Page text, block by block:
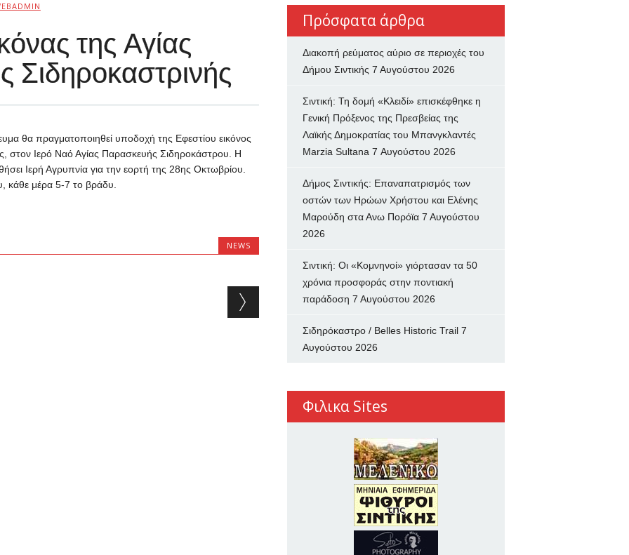
της Αγίας
Σιδηροκαστρινής
θα πραγματοποιηθεί υποδοχή της Εφεστίου εικόνος
στον Ιερό Ναό Αγίας Παρασκευής Σιδηροκάστρου. Η
Ιερή Αγρυπνία για την εορτή της 28ης Οκτωβρίου.
κάθε μέρα 5-7 το βράδυ.
NEWS
Πρόσφατα άρθρα
Διακοπή ρεύματος αύριο σε περιοχές του
Δήμου Σιντικής 7 Αυγούστου 2026
Σιντική: Τη δομή «Κλειδί» επισκέφθηκε η
Γενική Πρόξενος της Πρεσβείας της
Λαϊκής Δημοκρατίας του Μπανγκλαντές
Marzia Sultana 7 Αυγούστου 2026
Δήμος Σιντικής: Επαναπατρισμός των
oστών των Ηρώων Χρήστου και Ελένης
Μαρούδη στα Ανω Πορόϊα 7 Αυγούστου
2026
Σιντική: Οι «Κομνηνοί» γιόρτασαν τα 50
χρόνια προσφοράς στην ποντιακή
παράδοση 7 Αυγούστου 2026
Σιδηρόκαστρο / Belles Historic Trail 7
Αυγούστου 2026
Φιλικα Sites